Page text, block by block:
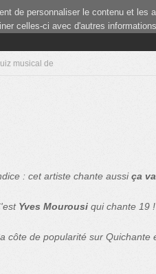
Blind Test(current)
Communauté
musical de
: cet artiste chante aussiça va
Yves Mourousi qui chante 19 !
côte de popularité sur Quichante
de personnaliser le contenu et
celles-ci avec d'autres